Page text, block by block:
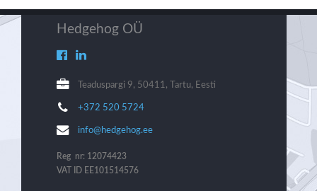
Hedgehog OÜ
Teaduspargi 9, 50411, Tartu, Eesti
+372 520 5724
info@hedgehog.ee
Reg nr: 12074423
VAT ID EE101514576